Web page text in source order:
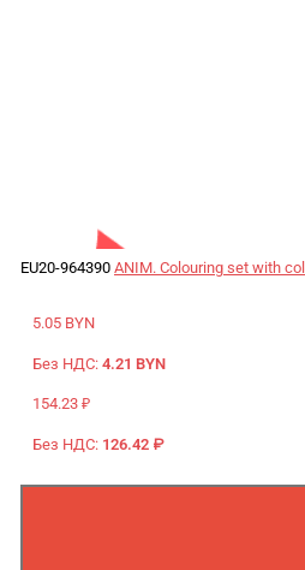
EU20-964390 ANIM. Colouring set with
5.05 BYN
Без НДС: 4.21 BYN
154.23 ₽
Без НДС: 126.42 ₽